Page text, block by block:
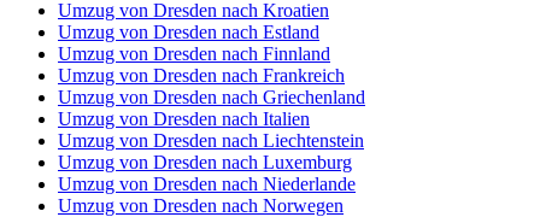
Umzug von Dresden nach Kroatien
Umzug von Dresden nach Estland
Umzug von Dresden nach Finnland
Umzug von Dresden nach Frankreich
Umzug von Dresden nach Griechenland
Umzug von Dresden nach Italien
Umzug von Dresden nach Liechtenstein
Umzug von Dresden nach Luxemburg
Umzug von Dresden nach Niederlande
Umzug von Dresden nach Norwegen